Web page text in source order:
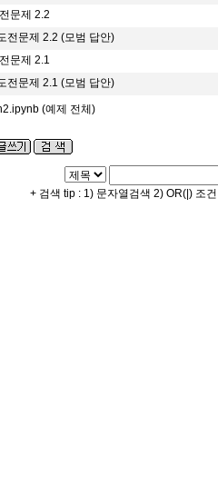
문제 2.2
전문제 2.2 (모범 답안)
문제 2.1
전문제 2.1 (모범 답안)
(예제 전체)
+ 검색 tip : 1) 문자열검색 2) OR(|) 조